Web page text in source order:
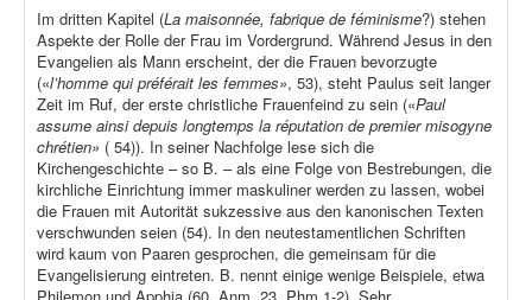
Im dritten Kapitel (La maisonnée, fabrique de féminisme?) stehen
Aspekte der Rolle der Frau im Vordergrund. Während Jesus in den
Evangelien als Mann erscheint, der die Frauen bevorzugte
(«l’homme qui préférait les femmes», 53), steht Paulus seit langer
Zeit im Ruf, der erste christliche Frauenfeind zu sein («Paul
assume ainsi depuis longtemps la réputation de premier misogyne
chrétien» ( 54)). In seiner Nachfolge lese sich die
Kirchengeschichte – so B. – als eine Folge von Bestrebungen, die
kirchliche Einrichtung immer maskuliner werden zu lassen, wobei
die Frauen mit Autorität sukzessive aus den kanonischen Texten
verschwunden seien (54). In den neutestamentlichen Schriften
wird kaum von Paaren gesprochen, die gemeinsam für die
Evangelisierung eintreten. B. nennt einige wenige Beispiele, etwa